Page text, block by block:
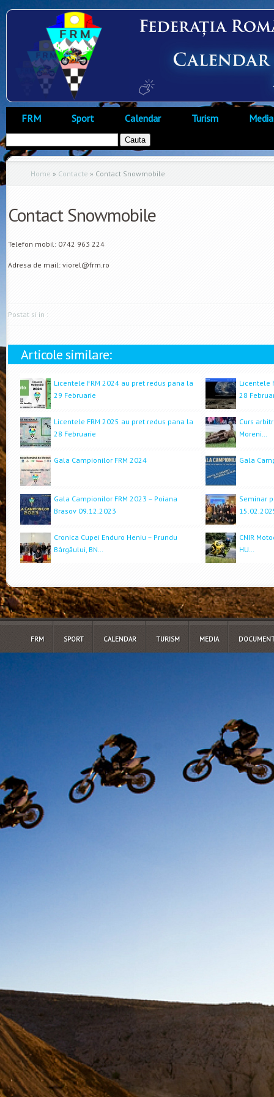
FRM Sport Calendar Turism Media
Home » Contacte » Contact Snowmobile
Contact Snowmobile
Telefon mobil: 0742 963 224
Adresa de mail: viorel@frm.ro
Postat si in :
Articole similare:
Licentele FRM 2024 au pret redus pana la
29 Februarie
Licentele
28
Licentele FRM 2025 au pret redus pana la
28 Februarie
Curs
Moreni…
Gala Campionilor FRM 2024 Gala
Gala Campionilor FRM 2023 – Poiana
Brasov 09.12.2023
Seminar
Cronica Cupei Enduro Heniu – Prundu
Bârgăului, BN…
CNIR
HU…
FRM SPORT CALENDAR TURISM MEDIA